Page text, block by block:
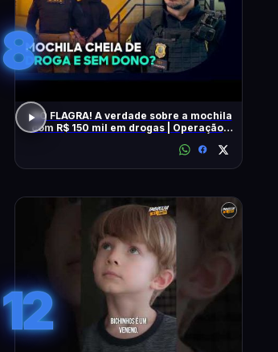
8
NO FLAGRA! A verdade sobre a mochila
com R$ 150 mil em drogas | Operação
12